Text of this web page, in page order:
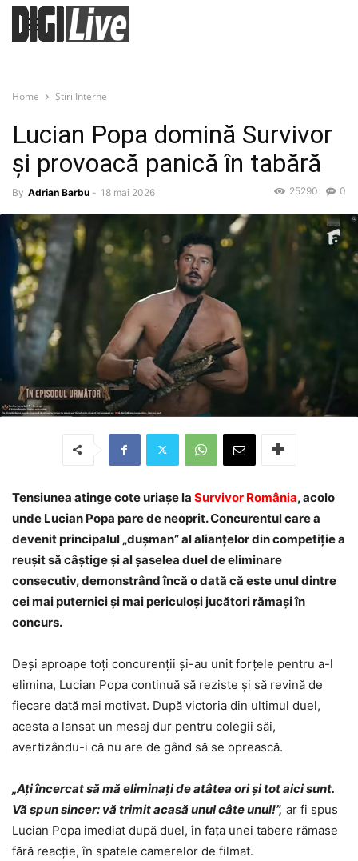
Home Știri Interne
Lucian Popa domină Survivor
și provoacă panică în tabără
By Adrian Barbu - 18 mai 2026 0
25290
Tensiunea atinge cote uriașe la Survivor România, acolo
unde Lucian Popa pare de neoprit. Concurentul care a
devenit principalul „dușman” al alianțelor din competiție a
reușit să câștige și al șaselea duel de eliminare
consecutiv, demonstrând încă o dată că este unul dintre
cei mai puternici și mai periculoși jucători rămași în
concurs.
Deși aproape toți concurenții și-au unit forțele pentru a-l
elimina, Lucian Popa continuă să reziste și să revină de
fiecare dată mai motivat. După victoria din ultimul duel,
acesta a lansat un mesaj dur pentru colegii săi,
avertizându-i că nu are de gând să se oprească.
„Ați încercat să mă eliminați de atâtea ori și tot aici sunt.
Vă spun sincer: vă trimit acasă unul câte unul!”, ar fi spus
Lucian Popa imediat după duel, în fața unei tabere rămase
fără reacție, în spatele camerelor de filmat.